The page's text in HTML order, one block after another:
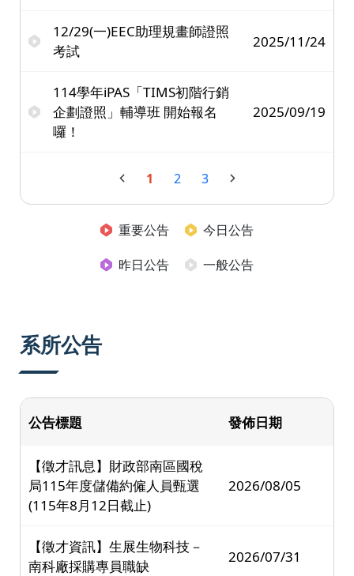
12/29(一)EEC助理規畫師證照
考試
2025/11/24
114學年iPAS「TIMS初階行銷
企劃證照」輔導班 開始報名
囉！
2025/09/19
1 2 3
重要公告
今日公告
昨日公告
一般公告
系所公告
公告標題 發佈日期
【徵才訊息】財政部南區國稅
局115年度儲備約僱人員甄選
(115年8月12日截止)
2026/08/05
【徵才資訊】生展生物科技－
南科廠採購專員職缺
2026/07/31